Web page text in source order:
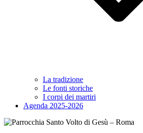
La tradizione
Le fonti storiche
I corpi dei martiri
Agenda 2025-2026